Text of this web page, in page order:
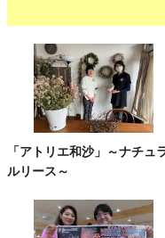
「アトリエ和沙」～ナチュ
ルリース～